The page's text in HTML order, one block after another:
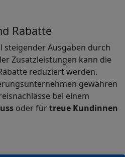
Rabatte
steigender Ausgaben durch
Zusatzleistungen kann die
reduziert werden.
gewähren
bei einem
oder fürtreue Kundinnen